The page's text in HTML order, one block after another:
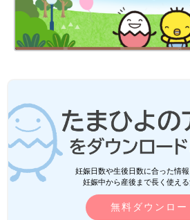
妊娠日数や生後日数に合った情
妊娠中から産後まで長く使え
無料ダウンロー